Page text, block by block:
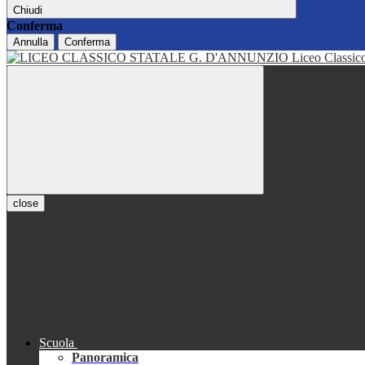
Chiudi
Conferma
Annulla Conferma
Liceo
close
Scuola
Panoramica